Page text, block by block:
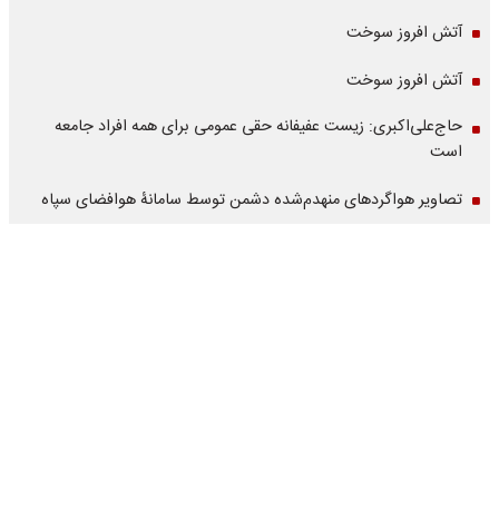
آتش افروز سوخت
آتش افروز سوخت
حاج‌علی‌اکبری: زیست عفیفانه حقی عمومی برای همه افراد جامعه
است
تصاویر هواگردهای منهدم‌شده دشمن توسط سامانۀ هوافضای سپاه